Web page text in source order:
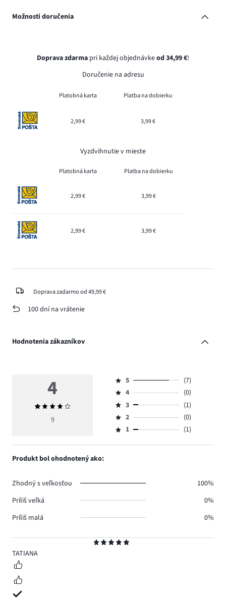
Možnosti doručenia
Doprava zdarma pri každej objednávkeod 34,99 €!
Doručenie na adresu
Platobná karta Platba na dobierku
2,99 € 3,99 €
Vyzdvihnutie v mieste
Platobná karta Platba na dobierku
2,99 € 3,99 €
2,99 € 3,99 €
Doprava zadarmo od 49,99 €
100 dní na vrátenie
Hodnotenia zákazníkov
5
TATIANA
4
Priemerné
hodnotenie
9
Hodnotenie
5,
počet
hlasov
7.
5
(7)
Hodnotenie
4,
počet
hlasov
4
(0)
Hodnotenie
3,
počet
3
(1)
Hodnotenie
2,
2
(0)
Hodnotenie
1,
1 (1)
Produkt bol ohodnotený ako:
Zhodný s veľkosťou
100%
Príliš veľká
0%
Príliš malá
0%